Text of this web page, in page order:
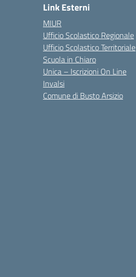
Link Esterni
MIUR
Ufficio Scolastico Regionale
Ufficio Scolastico Territoriale
Scuola in Chiaro
Unica – Iscrizioni On Line
Invalsi
Comune di Busto Arsizio